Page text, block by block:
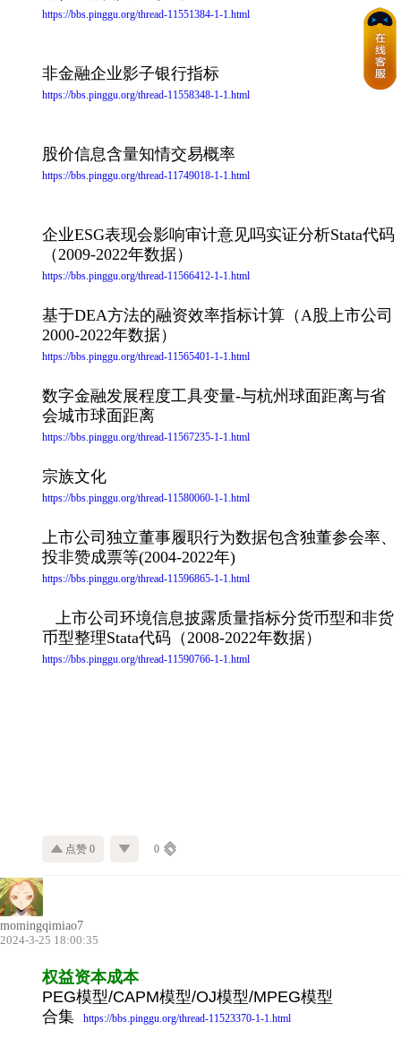
https://bbs.pinggu.org/thread-11551384-1-1.html
非金融企业影子银行指标
https://bbs.pinggu.org/thread-11558348-1-1.html
股价信息含量知情交易概率
https://bbs.pinggu.org/thread-11749018-1-1.html
企业ESG表现会影响审计意见吗实证分析Stata代码
（2009-2022年数据）
https://bbs.pinggu.org/thread-11566412-1-1.html
基于DEA方法的融资效率指标计算（A股上市公司
2000-2022年数据）
https://bbs.pinggu.org/thread-11565401-1-1.html
数字金融发展程度工具变量-与杭州球面距离与省
会城市球面距离
https://bbs.pinggu.org/thread-11567235-1-1.html
宗族文化
https://bbs.pinggu.org/thread-11580060-1-1.html
上市公司独立董事履职行为数据包含独董参会率、
投非赞成票等(2004-2022年)
https://bbs.pinggu.org/thread-11596865-1-1.html
上市公司环境信息披露质量指标分货币型和非货
币型整理Stata代码（2008-2022年数据）
https://bbs.pinggu.org/thread-11590766-1-1.html
点赞 0 0
momingqimiao7
2024-3-25 18:00:35
权益资本成本
PEG模型/CAPM模型/OJ模型/MPEG模型
合集
https://bbs.pinggu.org/thread-11523370-1-1.html